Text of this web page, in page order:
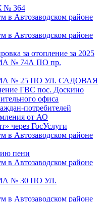
364
Автозаводском районе
Автозаводском районе
за отопление за 2025
№ 74А ПО пр.
№ 25 ПО УЛ. САДОВАЯ
ГВС пос. Доскино
офиса
потребителей
от АО
через ГосУслуги
Автозаводском районе
пени
Автозаводском районе
№ 30 ПО УЛ.
Автозаводском районе